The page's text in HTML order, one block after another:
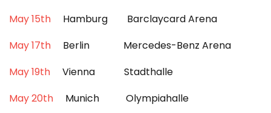
May 15th Hamburg Barclaycard Arena
May 17th Berlin Mercedes-Benz Arena
May 19th Vienna Stadthalle
May 20th Munich Olympiahalle